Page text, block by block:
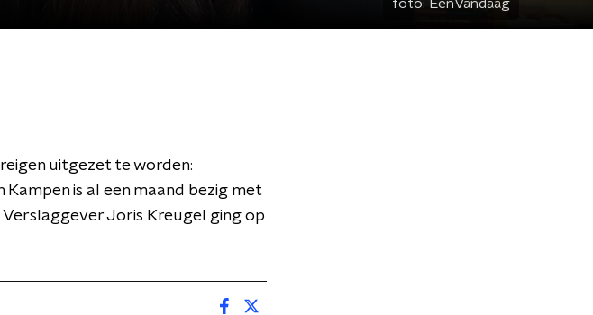
foto: EenVandaag
uitgezet te worden:
is al een maand bezig met
Joris Kreugel ging op